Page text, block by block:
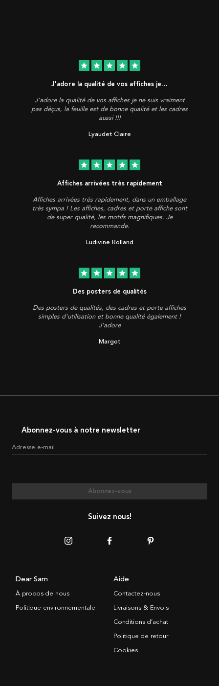
star star star star star
J'adore la qualité de vos affiches je…
J'adore la qualité de vos affiches je ne suis vraiment
pas déçus, la feuille est de bonne qualité et les cadres
aussi !!!
Lyaudet Claire
star star star star star
Affiches arrivées très rapidement
Affiches arrivées très rapidement, dans un emballage
très sympa ! Les affiches, cadres et porte affiche sont
de super qualité, les motifs magnifiques. Je
recommande.
Ludivine Rolland
star star star star star
Des posters de qualités
Des posters de qualités, des cadres et porte affiches
simples d'utilisation et bonne qualité également !
J'adore
Margot
Abonnez-vous à notre newsletter
Adresse e-mail
Abonnez-vous
Suivez nous!
Dear Sam
À propos de nous
Politique environnementale
Aide
Contactez-nous
Livraisons & Envois
Conditions d’achat
Politique de retour
Cookies